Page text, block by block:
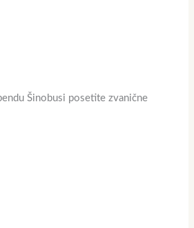
Šinobusi posetite zvanične